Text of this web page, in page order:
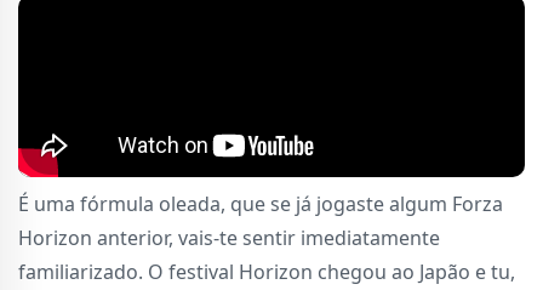
É uma fórmula oleada, que se já jogaste algum Forza
Horizon anterior, vais-te sentir imediatamente
familiarizado. O festival Horizon chegou ao Japão e tu,